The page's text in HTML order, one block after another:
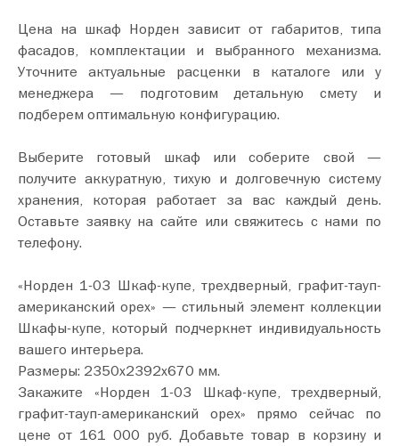
Цена на шкаф Норден зависит от габаритов, типа
фасадов, комплектации и выбранного механизма.
Уточните актуальные расценки в каталоге или у
менеджера — подготовим детальную смету и
подберем оптимальную конфигурацию.
Выберите готовый шкаф или соберите свой —
получите аккуратную, тихую и долговечную систему
хранения, которая работает за вас каждый день.
Оставьте заявку на сайте или свяжитесь с нами по
телефону.
«Норден 1-03 Шкаф-купе, трехдверный, графит-тауп-
американский орех» — стильный элемент коллекции
Шкафы-купе, который подчеркнет индивидуальность
вашего интерьера.
Размеры: 2350х2392х670 мм.
Закажите «Норден 1-03 Шкаф-купе, трехдверный,
графит-тауп-американский орех» прямо сейчас по
цене от 161 000 руб. Добавьте товар в корзину и